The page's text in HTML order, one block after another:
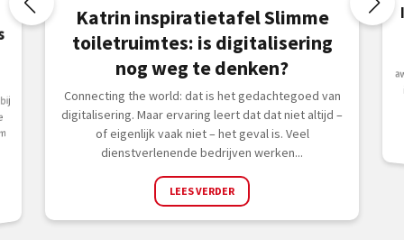
Katrin inspiratietafel Slimme
toiletruimtes: is digitalisering
nog weg te denken?
Connecting the world: dat is het gedachtegoed van
digitalisering. Maar ervaring leert dat dat niet altijd –
of eigenlijk vaak niet – het geval is. Veel
dienstverlenende bedrijven werken...
LEES VERDER